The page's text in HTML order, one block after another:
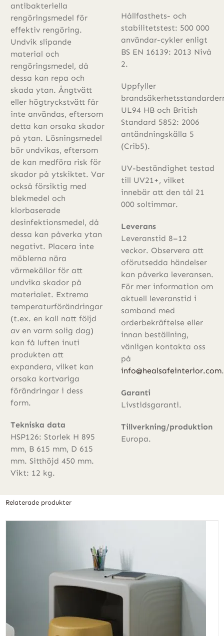
antibakteriella
rengöringsmedel för
effektiv rengöring.
Undvik slipande
material och
rengöringsmedel, då
dessa kan repa och
skada ytan. Ångtvätt
eller högtryckstvätt får
inte användas, eftersom
detta kan orsaka skador
på ytan. Lösningsmedel
bör undvikas, eftersom
de kan medföra risk för
skador på ytskiktet. Var
också försiktig med
blekmedel och
klorbaserade
desinfektionsmedel, då
dessa kan påverka ytan
negativt. Placera inte
möblerna nära
värmekällor för att
undvika skador på
materialet. Extrema
temperaturförändringar
(t.ex. en kall natt följd
av en varm solig dag)
kan få luften inuti
produkten att
expandera, vilket kan
orsaka kortvariga
förändringar i dess
form.
Tekniska data
HSP126: Storlek H 895
mm, B 615 mm, D 615
mm. Sitthöjd 450 mm.
Vikt: 12 kg.
Hållfasthets- och
stabilitetstest: 500 000
användar-cykler enligt
BS EN 16139: 2013 Nivå
2.
Uppfyller
UL94 HB och British
Standard 5852: 2006
antändningskälla 5
(Crib5).
UV-beständighet testad
till UV21+, vilket
innebär att den tål 21
000 soltimmar.
Leverans
Leveranstid 8–12
veckor. Observera att
oförutsedda händelser
kan påverka leveransen.
För mer information om
aktuell leveranstid i
samband med
orderbekräftelse eller
innan beställning,
vänligen kontakta oss
på
info@healsafeinterior.com.
Garanti
Livstidsgaranti.
Tillverkning/produktion
Europa.
Relaterade produkter